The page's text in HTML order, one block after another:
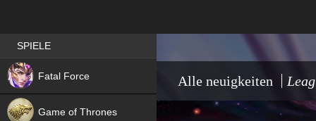
Alle neuigkeiten
Best RPG games in Germany
SPIELE
Fatal Force
NEW
Game of Thrones